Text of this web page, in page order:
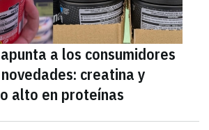
a los consumidores
creatina y
alto en proteínas